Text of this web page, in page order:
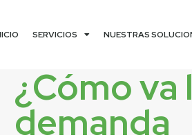
SERVICIOS NUESTRAS
¿Cómo va
demanda